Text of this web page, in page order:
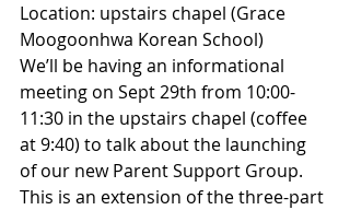
Location: upstairs chapel (Grace
Moogoonhwa Korean School)
We’ll be having an informational
meeting on Sept 29th from 10:00-
11:30 in the upstairs chapel (coffee
at 9:40) to talk about the launching
of our new Parent Support Group.
This is an extension of the three-part